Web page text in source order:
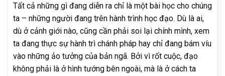
Tất cả những gì đang diễn ra chỉ là một bài học cho chúng
ta – những người đang trên hành trình học đạo. Dù là ai,
dù ở cảnh giới nào, cũng cần phải soi lại chính mình, xem
ta đang thực sự hành trì chánh pháp hay chỉ đang bám víu
vào những ảo tưởng của bản ngã. Bởi vì rốt cuộc, đạo
không phải là ở hình tướng bên ngoài, mà là ở cách ta